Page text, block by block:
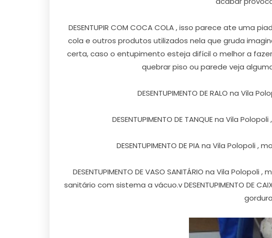
DESENTUPIR COM COCA COLA , isso parece ate
cola e outros produtos utilizados nela que gruda
certa, caso o entupimento esteja difícil o melhor a
quebrar piso ou parede veja
DESENTUPIMENTO DE RALO na
DESENTUPIMENTO DE TANQUE na Vila
DESENTUPIMENTO DE PIA na Vila
DESENTUPIMENTO DE VASO SANITÁRIO na Vila
sanitário com sistema a vácuo.v DESENTUPIMENTO DE